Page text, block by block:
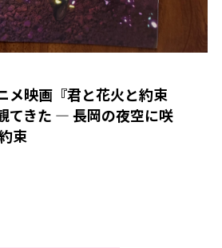
メ映画『君と花火と約束
てきた ― 長岡の夜空に咲
束